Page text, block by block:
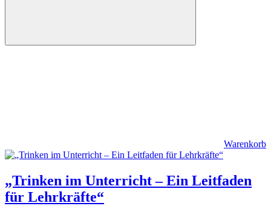
Warenkorb
„Trinken im Unterricht – Ein Leitfaden
für Lehrkräfte“